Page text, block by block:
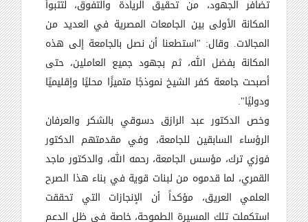
تضافر الجهود، من تحقيق الريادة والتفوق، لتتبوأ
المكانة الأولى بين الجامعات المصرية في العديد من
المجالات. وقال: "استطعنا أن نصل بالجامعة إلى هذه
المكانة بفضل الله، ثم بجهود جميع العاملين، حتى
أصبحت جامعة كفر الشيخ نموذجًا متميزًا محليًا وإقليميًا
ودوليًا".
وخص الدكتور عبد الرازق دسوقي بالشكر والعرفان
الرؤساء السابقين للجامعة، وفي مقدمتهم الدكتور
فوزي ترك، مؤسس الجامعة، رحمه الله، والدكتور ماجد
القمري، لما قدموه من لبنات قوية في بناء هذا الصرح
العلمي العريق، مؤكداً أن الإنجازات التي تحققت
استكملت تلك المسيرة الطموحة، خاصة في ظل الدعم